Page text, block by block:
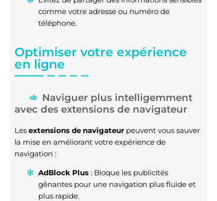
comme votre adresse ou numéro de
téléphone.
Optimiser votre expérience
en ligne
Naviguer plus intelligemment
avec des extensions de navigateur
Les extensions de navigateur peuvent vous sauver
la mise en améliorant votre expérience de
navigation :
AdBlock Plus : Bloque les publicités
gênantes pour une navigation plus fluide et
plus rapide.